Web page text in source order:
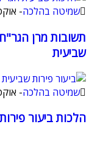
שמיטה בהלכה-
תשובות מרן
שביעית
שמיטה בהלכה-
הלכות ביעור